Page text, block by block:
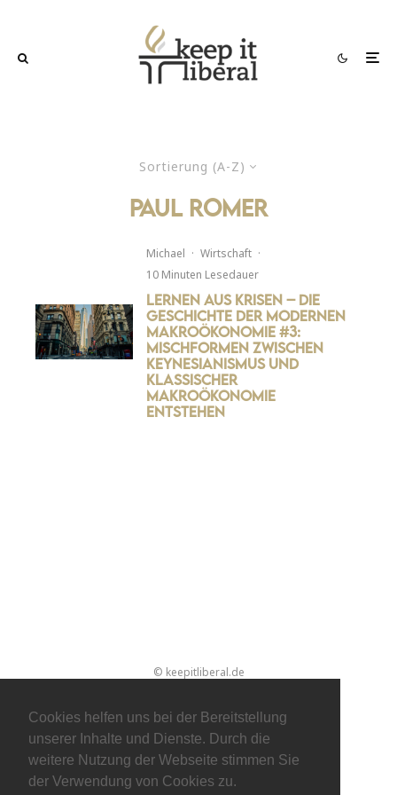
Cookies helfen uns bei der Bereitstellung
unserer Inhalte und Dienste. Durch die
weitere Nutzung der Webseite stimmen Sie
der Verwendung von Cookies zu.
Sortierung (A-Z)
Paul Romer
Michael · Wirtschaft ·
10 Minuten Lesedauer
Lernen aus Krisen – Die
Geschichte der modernen
Makroökonomie #3:
Mischformen zwischen
Keynesianismus und
klassischer
Makroökonomie
entstehen
© keepitliberal.de
Datenschutzerklärung Impressum